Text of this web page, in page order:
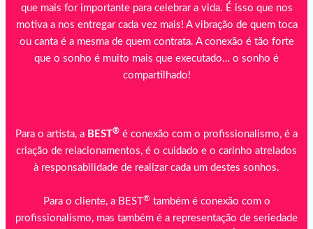
que mais for importante para celebrar a vida. É isso que nos
motiva a nos entregar cada vez mais! A vibração de quem toca
ou canta é a mesma de quem contrata. A conexão é tão forte
que o sonho é muito mais que executado… o sonho é
compartilhado!
Para o artista, a BEST® é conexão com o profissionalismo, é a
criação de relacionamentos, é o cuidado e o carinho atrelados
à responsabilidade de realizar cada um destes sonhos.
Para o cliente, a BEST ®também é conexão com o
profissionalismo, mas também é a representação de seriedade